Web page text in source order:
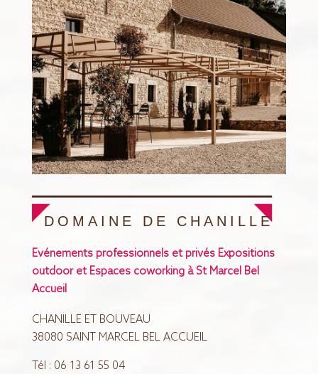
DOMAINE DE CHANILLE
Evénements professionnels et privés Expositions
outdoor et Espaces coworking à St Marcel Bel
Accueil
CHANILLE ET BOUVEAU
38080 SAINT MARCEL BEL ACCUEIL
Tél : 06 13 61 55 04